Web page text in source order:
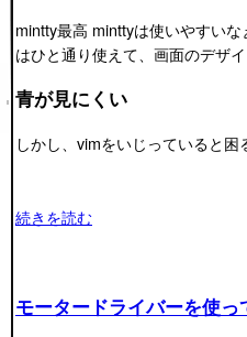
mintty最高 minttyは使いやすい
はひと通り使えて、画面のデザイ
青が見にくい
しかし、vimをいじっていると
続きを読む
モータードライバーを使